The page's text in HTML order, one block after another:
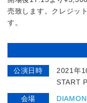
売致します。クレジッ
す。
公演日時
2021年
START
会場